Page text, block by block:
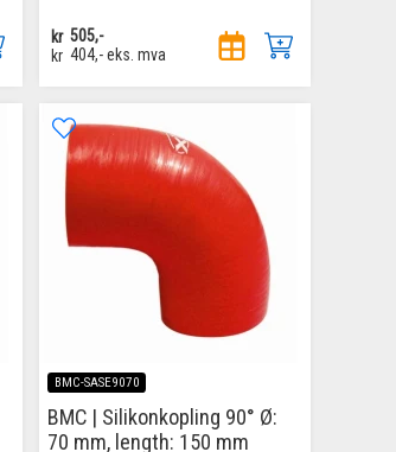
kr 505,-
kr 404,- eks. mva
BMC-SASE9070
BMC | Silikonkopling 90° Ø:
70 mm, length: 150 mm